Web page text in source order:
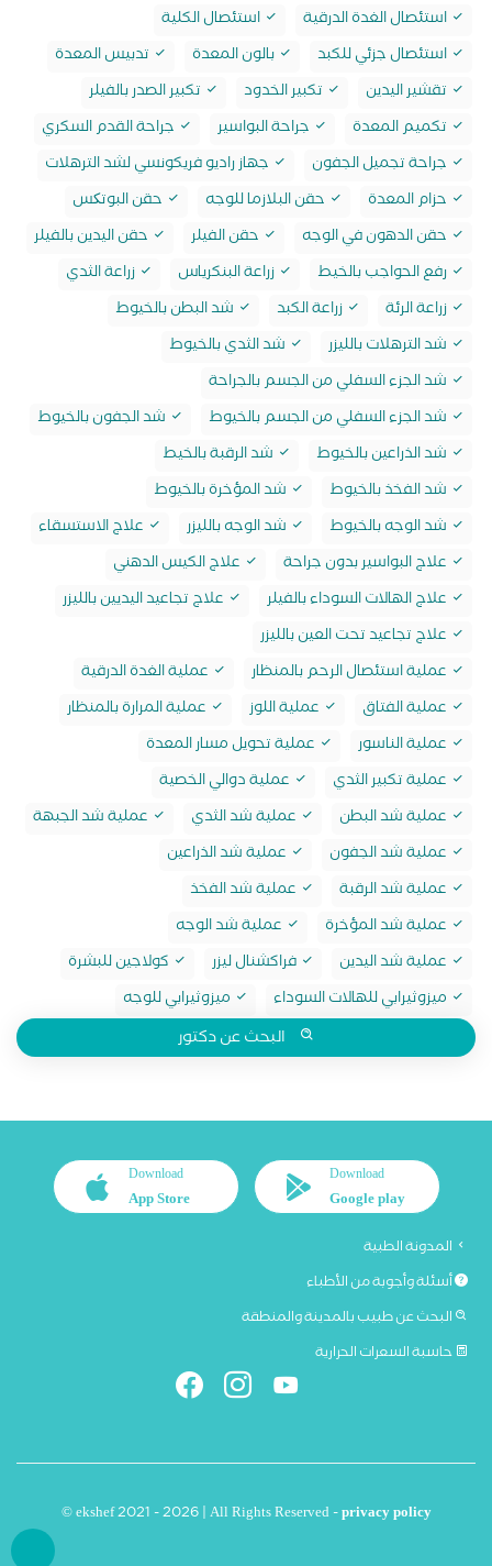
استئصال الغدة الدرقية
استئصال الكلية
استئصال جزئي للكبد
بالون المعدة
تدبيس المعدة
تقشير اليدين
تكبير الخدود
تكبير الصدر بالفيلر
تكميم المعدة
جراحة البواسير
جراحة القدم السكري
جراحة تجميل الجفون
جهاز راديو فريكونسي لشد الترهلات
حزام المعدة
حقن البلازما للوجه
حقن البوتکس
حقن الدهون في الوجه
حقن الفيلر
حقن اليدين بالفيلر
رفع الحواجب بالخيط
زراعة البنكرياس
زراعة الثدي
زراعة الرئة
زراعة الكبد
شد البطن بالخيوط
شد الترهلات بالليزر
شد الثدي بالخيوط
شد الجزء السفلي من الجسم بالجراحة
شد الجزء السفلي من الجسم بالخيوط
شد الجفون بالخيوط
شد الذراعين بالخيوط
شد الرقبة بالخيط
شد الفخذ بالخيوط
شد المؤخرة بالخيوط
شد الوجه بالخيوط
شد الوجه بالليزر
علاج الاستسقاء
علاج البواسير بدون جراحة
علاج الكيس الدهني
علاج الهالات السوداء بالفيلر
علاج تجاعيد اليديين بالليزر
علاج تجاعيد تحت العين بالليزر
عملية استئصال الرحم بالمنظار
عملية الغدة الدرقية
عملية الفتاق
عملية اللوز
عملية المرارة بالمنظار
عملية الناسور
عملية تحويل مسار المعدة
عملية تكبير الثدي
عملية دوالي الخصية
عملية شد البطن
عملية شد الثدي
عملية شد الجبهة
عملية شد الجفون
عملية شد الذراعين
عملية شد الرقبة
عملية شد الفخذ
عملية شد المؤخرة
عملية شد الوجه
عملية شد اليدين
فراكشنال ليزر
كولاجين للبشرة
ميزوثيرابي للهالات السوداء
ميزوثيرابي للوجه
البحث عن دكتور
Download
Google play
Download
App Store
المدونة الطبية
أسئلة وأجوبة من الأطباء
البحث عن طبيب بالمدينة والمنطقة
حاسبة السعرات الحرارية
© ekshef 2021 - 2026 | All Rights Reserved -privacy policy